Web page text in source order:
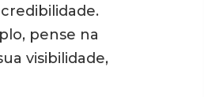
pense na
visibilidade,